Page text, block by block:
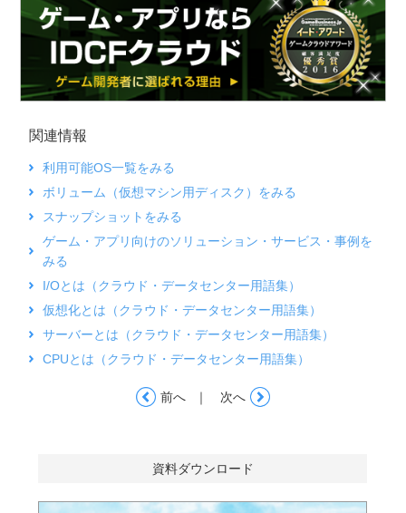
関連情報
利用可能OS一覧をみる
ボリューム（仮想マシン用ディスク）をみる
スナップショットをみる
ゲーム・アプリ向けのソリューション・サービス・事例を
みる
I/Oとは（クラウド・データセンター用語集）
仮想化とは（クラウド・データセンター用語集）
サーバーとは（クラウド・データセンター用語集）
CPUとは（クラウド・データセンター用語集）
前へ ｜ 次へ